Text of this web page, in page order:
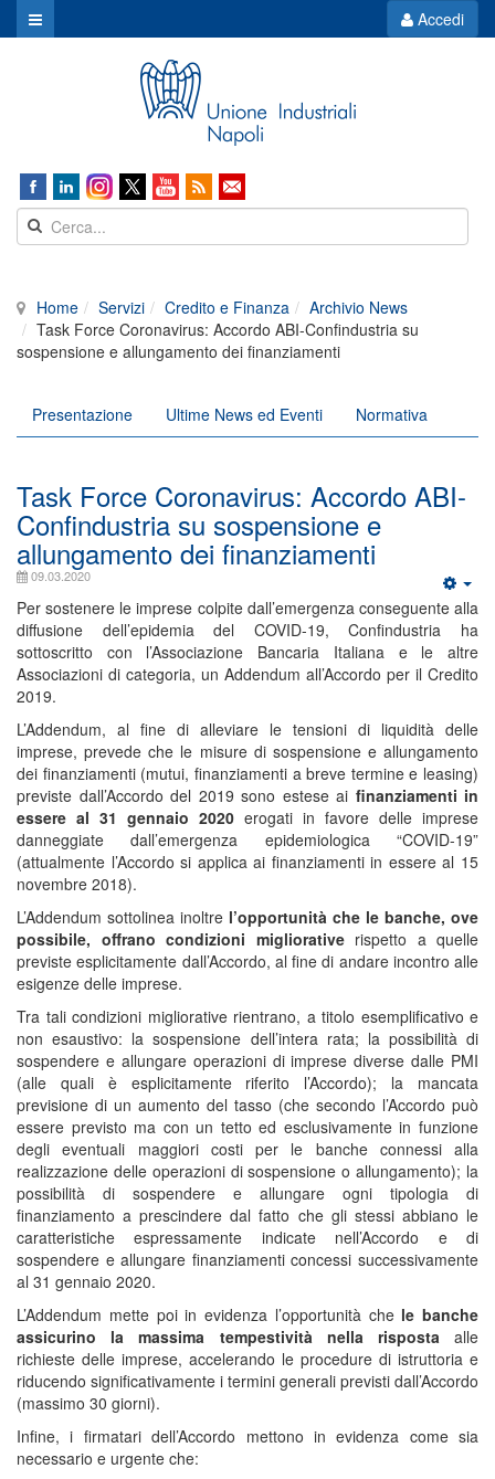
Accedi
Home Servizi Credito e Finanza
Archivio News
Task Force Coronavirus: Accordo ABI-Confindustria su
sospensione e allungamento dei finanziamenti
Presentazione Ultime News ed Eventi Normativa
Task Force Coronavirus: Accordo ABI-
Confindustria su sospensione e
allungamento dei finanziamenti
09.03.2020
Per sostenere le imprese colpite dall’emergenza conseguente alla
diffusione dell’epidemia del COVID-19, Confindustria ha
sottoscritto con l’Associazione Bancaria Italiana e le altre
Associazioni di categoria, un Addendum all’Accordo per il Credito
2019.
L’Addendum, al fine di alleviare le tensioni di liquidità delle
imprese, prevede che le misure di sospensione e allungamento
dei finanziamenti (mutui, finanziamenti a breve termine e leasing)
previste dall’Accordo del 2019 sono estese ai finanziamenti in
essere al 31 gennaio 2020 erogati in favore delle imprese
danneggiate dall’emergenza epidemiologica “COVID-19”
(attualmente l’Accordo si applica ai finanziamenti in essere al 15
novembre 2018).
L’Addendum sottolinea inoltre l’opportunità che le banche, ove
possibile, offrano condizioni migliorativerispetto a quelle
previste esplicitamente dall’Accordo, al fine di andare incontro alle
esigenze delle imprese.
Tra tali condizioni migliorative rientrano, a titolo esemplificativo e
non esaustivo: la sospensione dell’intera rata; la possibilità di
sospendere e allungare operazioni di imprese diverse dalle PMI
(alle quali è esplicitamente riferito l’Accordo); la mancata
previsione di un aumento del tasso (che secondo l’Accordo può
essere previsto ma con un tetto ed esclusivamente in funzione
degli eventuali maggiori costi per le banche connessi alla
realizzazione delle operazioni di sospensione o allungamento); la
possibilità di sospendere e allungare ogni tipologia di
finanziamento a prescindere dal fatto che gli stessi abbiano le
caratteristiche espressamente indicate nell’Accordo e di
sospendere e allungare finanziamenti concessi successivamente
al 31 gennaio 2020.
L’Addendum mette poi in evidenza l’opportunità che le banche
assicurino la massima tempestività nella rispostaalle
richieste delle imprese, accelerando le procedure di istruttoria e
riducendo significativamente i termini generali previsti dall’Accordo
(massimo 30 giorni).
Infine, i firmatari dell’Accordo mettono in evidenza come sia
necessario e urgente che: